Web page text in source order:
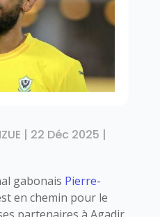
| 22 Déc 2025 |
gabonais Pierre-
en chemin pour le